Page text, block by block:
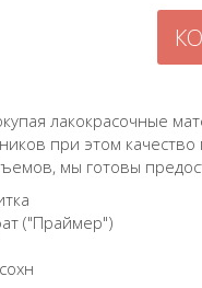
лакокрасочные
при этом
мы готовы
("Праймер")